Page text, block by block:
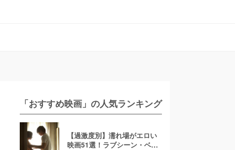
「おすすめ映画」の人気ランキング
【過激度別】濡れ場がエロい
映画51選！ラブシーン・ベッ